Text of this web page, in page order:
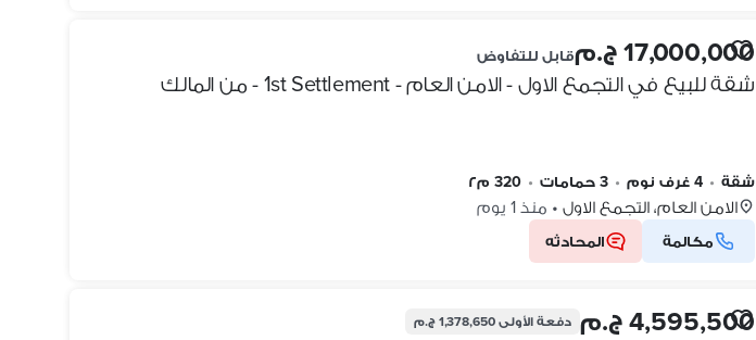
17,000,000 ج.م قابل للتفاوض
شقة للبيع في التجمع الاول - الامن العام - 1st Settlement - من المالك
شقة • 4 غرف نوم • 3 حمامات • 320 م٢
الامن العام، التجمع الاول • منذ 1 يوم
مكالمة المحادثه
4,595,500 ج.م دفعة الأولى1,378,650 ج.م